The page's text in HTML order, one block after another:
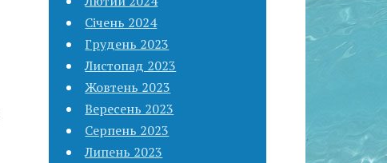
Січень 2024
Грудень 2023
Листопад 2023
Жовтень 2023
Вересень 2023
Серпень 2023
Липень 2023